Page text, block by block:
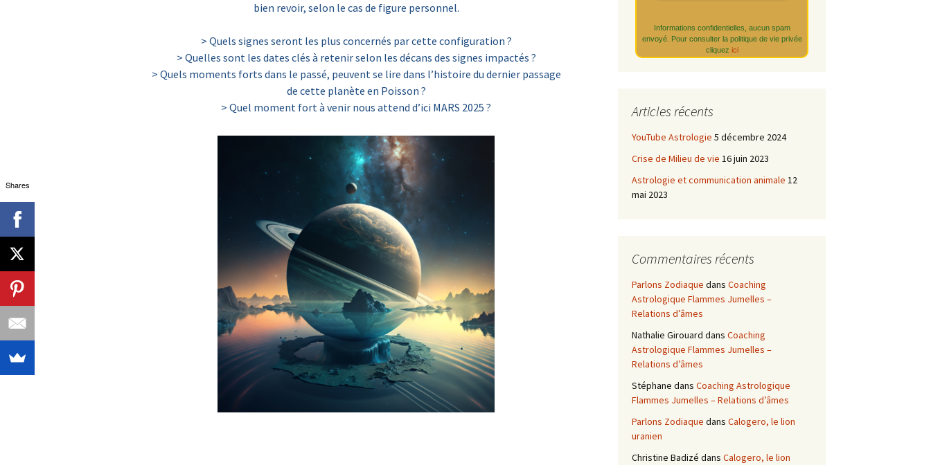
bien revoir, selon le cas de figure personnel.
> Quels signes seront les plus concernés par cette configuration ?
> Quelles sont les dates clés à retenir selon les décans des signes impactés ?
> Quels moments forts dans le passé, peuvent se lire dans l’histoire du dernier passage
de cette planète en Poisson ?
> Quel moment fort à venir nous attend d’ici MARS 2025 ?
Informations confidentielles, aucun spam
envoyé. Pour consulter la politique de vie privée
cliquez ici
Articles récents
YouTube Astrologie 5 décembre 2024
Crise de Milieu de vie 16 juin 2023
Astrologie et communication animale 12
mai 2023
Commentaires récents
Parlons Zodiaque dans Coaching
Astrologique Flammes Jumelles –
Relations d’âmes
Nathalie Girouard dans Coaching
Astrologique Flammes Jumelles –
Relations d’âmes
Stéphane dans Coaching Astrologique
Flammes Jumelles – Relations d’âmes
Parlons Zodiaque dans Calogero, le lion
uranien
Christine Badizé dans Calogero, le lion
Shares